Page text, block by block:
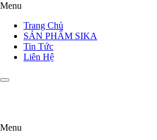
Menu
Trang Chủ
SẢN PHẨM SIKA
Tin Tức
Liên Hệ
Menu